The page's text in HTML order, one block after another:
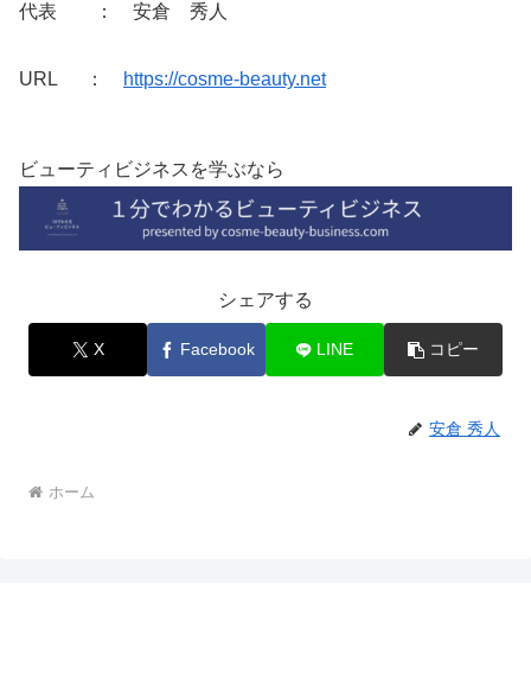
代表 ： 安倉 秀人
URL ： https://cosme-beauty.net
ビューティビジネスを学ぶなら
シェアする
X Facebook LINE コピー
安倉 秀人
ホーム